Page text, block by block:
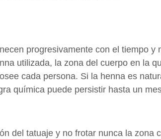
progresivamente con el tiempo
utilizada, la zona del cuerpo en la
cada persona. Si la henna es
química puede persistir hasta un
del tatuaje y no frotar nunca la zona